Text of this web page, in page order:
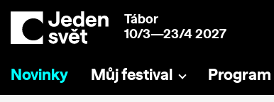
Tábor
10/3—23/4 2027
Novinky Můj festival Program